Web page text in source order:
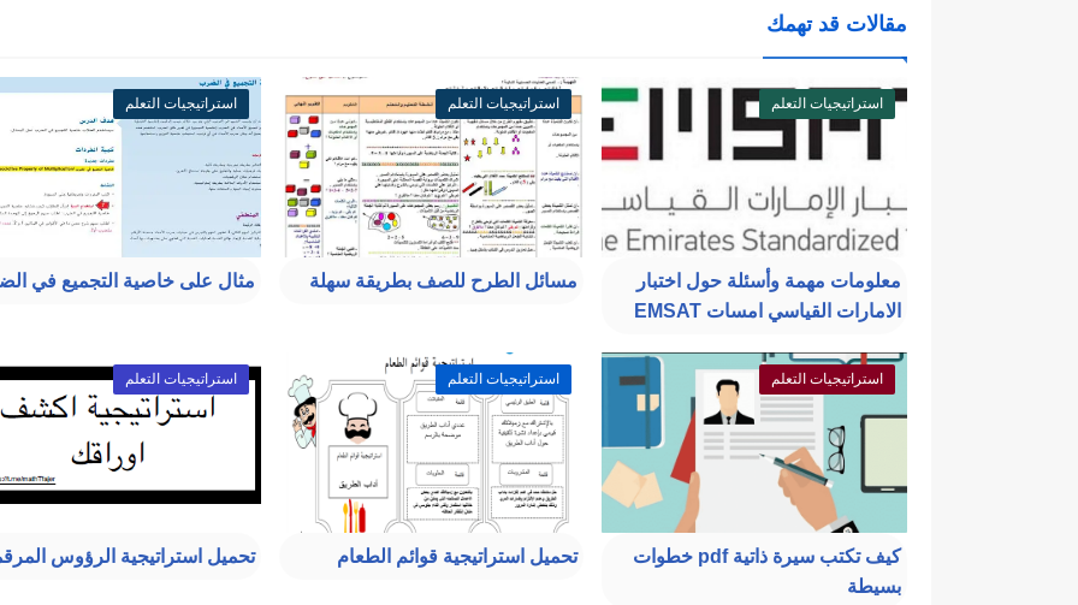
مقالات قد تهمك
استراتيجيات التعلم
معلومات مهمة وأسئلة حول اختبار
الامارات القياسي امسات EMSAT
استراتيجيات التعلم
مسائل الطرح للصف بطريقة سهلة
استراتيجيات التعلم
مثال على خاصية التجميع في
استراتيجيات التعلم
كيف تكتب سيرة ذاتية pdf خطوات
بسيطة
استراتيجيات التعلم
تحميل استراتيجية قوائم الطعام
استراتيجيات التعلم
تحميل استراتيجية الرؤوس